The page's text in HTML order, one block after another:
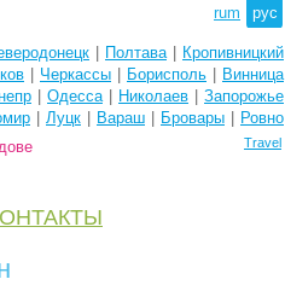
рус
rum
Полтава
Кропивницкий
Черкассы Борисполь
Винница
Одесса Николаев
Запорожье
Луцк Вараш Бровары
Ровно
Travel